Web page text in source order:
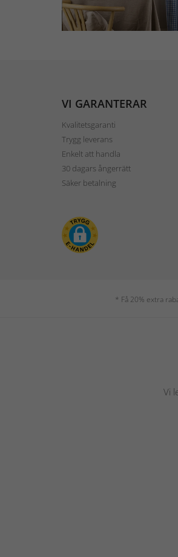
VI GARANTERAR
Kvalitetsgaranti
Trygg leverans
Enkelt att handla
30 dagars ångerrätt
Säker betalning
* Få 20% extra
Vi